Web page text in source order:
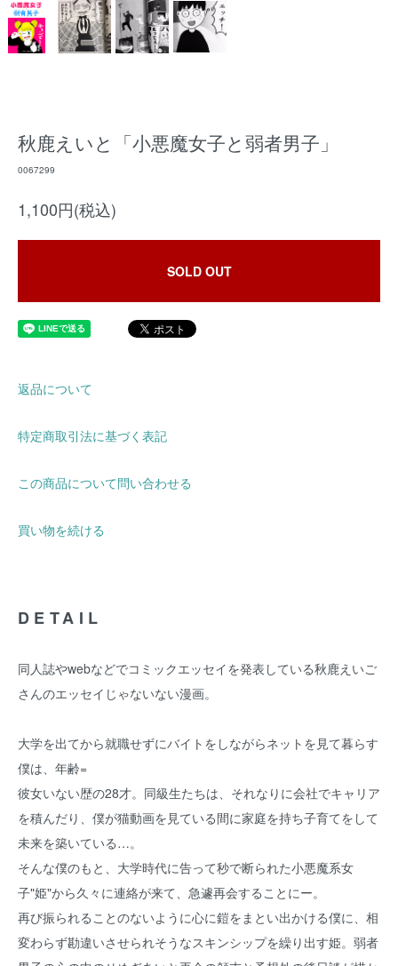
秋鹿えいと「小悪魔女子と弱者男子」
0067299
1,100円(税込)
SOLD OUT
返品について
特定商取引法に基づく表記
この商品について問い合わせる
買い物を続ける
DETAIL
同人誌やwebなどでコミックエッセイを発表している秋鹿えいご
さんのエッセイじゃないない漫画。
大学を出てから就職せずにバイトをしながらネットを見て暮らす
僕は、年齢=
彼女いない歴の28才。同級生たちは、それなりに会社でキャリア
を積んだり、僕が猫動画を見ている間に家庭を持ち子育てをして
未来を築いている…。
そんな僕のもと、大学時代に告って秒で断られた小悪魔系女
子"姫"から久々に連絡が来て、急遽再会することにー。
再び振られることのないように心に鎧をまとい出かける僕に、相
変わらず勘違いさせられそうなスキンシップを繰り出す姫。弱者